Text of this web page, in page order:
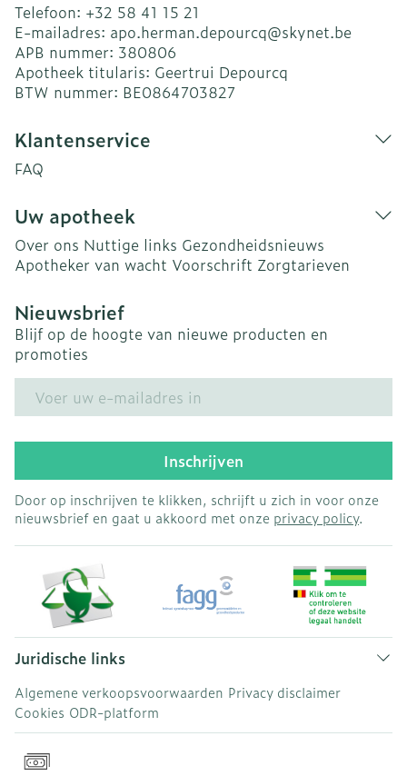
Telefoon: +32 58 41 15 21
E-mailadres: apo.herman.depourcq@skynet.be
APB nummer: 380806
Apotheek titularis: Geertrui Depourcq
BTW nummer: BE0864703827
Klantenservice
FAQ
Uw apotheek
Over ons Nuttige links Gezondheidsnieuws
Apotheker van wacht Voorschrift Zorgtarieven
Nieuwsbrief
Blijf op de hoogte van nieuwe producten en
promoties
Inschrijven
Door op inschrijven te klikken, schrijft u zich in voor onze
nieuwsbrief en gaat u akkoord met onze privacy policy.
Juridische links
Algemene verkoopsvoorwaarden Privacy disclaimer
Cookies ODR-platform